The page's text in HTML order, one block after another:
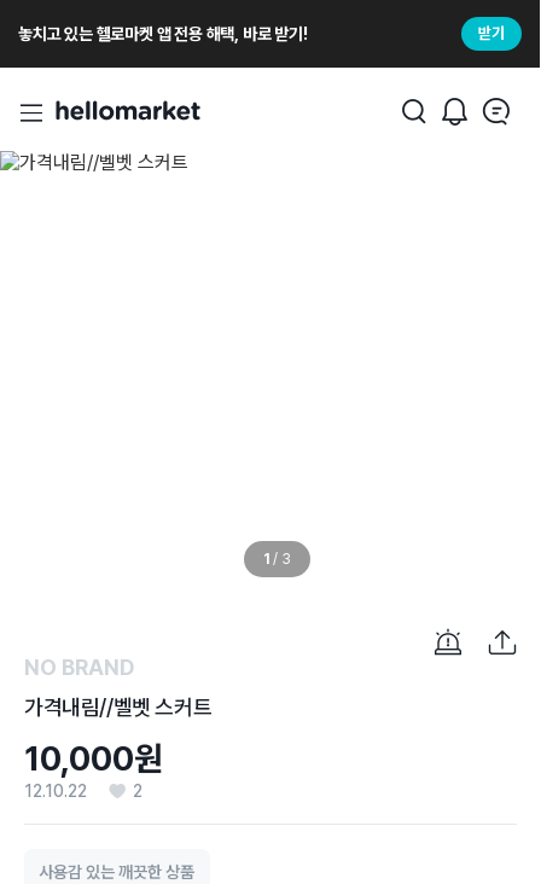
놓치고 있는 헬로마켓 앱 전용 해택, 바로 받기! 받기
1 / 3
NO BRAND
가격내림//벨벳 스커트
10,000원
12.10.22 2
사용감 있는 깨끗한 상품